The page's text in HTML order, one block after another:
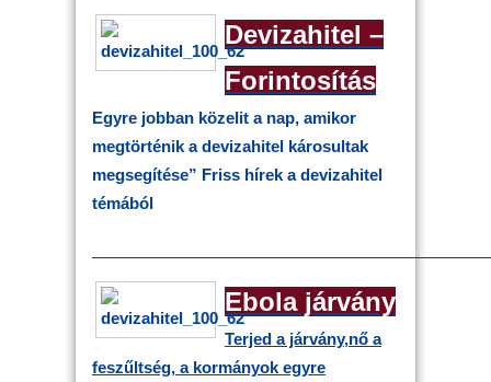
Devizahitel –
Forintosítás
Egyre jobban közelit a nap, amikor
megtörténik a devizahitel károsultak
megsegítése” Friss hírek a devizahitel
témából
Ebola járvány
Terjed a járvány,nő a
feszűltség, a kormányok egyre